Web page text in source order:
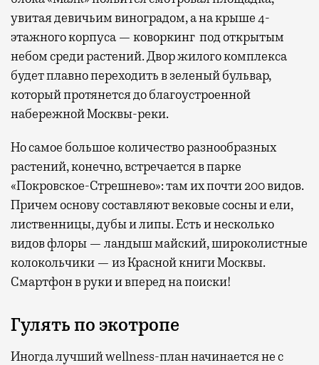
увитая девичьим виноградом, а на крыше 4-
этажного корпуса — коворкинг под открытым
небом среди растений. Двор жилого комплекса
будет плавно переходить в зеленый бульвар,
который протянется до благоустроенной
набережной Москвы-реки.
Но самое большое количество разнообразных
растений, конечно, встречается в парке
«Покровское-Стрешнево»: там ихпочти 200 видов.
Причем основу составляют вековые сосны и ели,
лиственницы, дубы и липы. Есть и несколько
видов флоры — ландыш майский, широколистные
колокольчики — из Красной книги Москвы.
Смартфон в руки и вперед на поиски!
Гулять по экотропе
Иногда лучший wellness-план начинается не с